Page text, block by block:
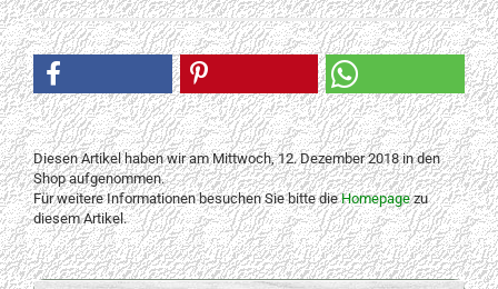
Diesen Artikel haben wir am Mittwoch, 12. Dezember 2018 in den
Shop aufgenommen.
Für weitere Informationen besuchen Sie bitte dieHomepagezu
diesem Artikel.